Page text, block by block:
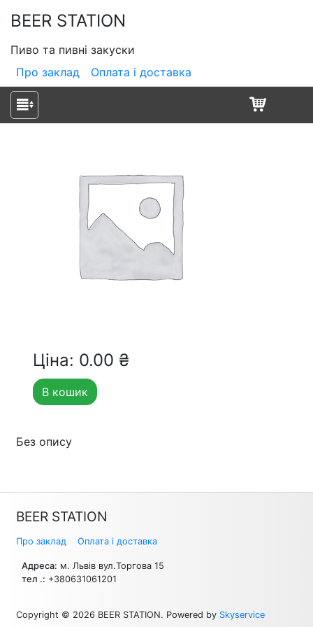
BEER STATION
Пиво та пивні закуски
Про заклад
Оплата і доставка
Ціна: 0.00 ₴
В кошик
Без опису
Про заклад Оплата і доставка
BEER STATION
Адреса: м. Львів вул.Торгова 15
тел .: +380631061201
Copyright © 2026 BEER STATION. Powered by Skyservice